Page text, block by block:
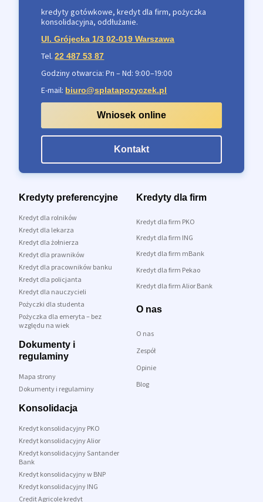
Kredyty preferencyjne
Kredyt dla rolników
Kredyt dla lekarza
Kredyt dla żołnierza
Kredyt dla prawników
Kredyt dla pracowników banku
Kredyt dla policjanta
Kredyt dla nauczycieli
Pożyczki dla studenta
Pożyczka dla emeryta – bez
względu na wiek
Dokumenty i
regulaminy
Mapa strony
Dokumenty i regulaminy
Kredyty dla firm
Kredyt dla firm PKO
Kredyt dla firm ING
Kredyt dla firm mBank
Kredyt dla firm Pekao
Kredyt dla firm Alior Bank
O nas
O nas
Zespół
Opinie
Blog
Konsolidacja
Kredyt konsolidacyjny PKO
Kredyt konsolidacyjny Alior
Kredyt konsolidacyjny Santander
Bank
Kredyt konsolidacyjny w BNP
Kredyt konsolidacyjny ING
Credit Agricole kredyt
kredyty gotówkowe, kredyt dla firm, pożyczka
konsolidacyjna, oddłużanie.
Ul. Grójecka 1/3 02-019 Warszawa
Tel.22 487 53 87
Godziny otwarcia: Pn – Nd: 9:00–19:00
E-mail: biuro@splatapozyczek.pl
Wniosek online
Kontakt